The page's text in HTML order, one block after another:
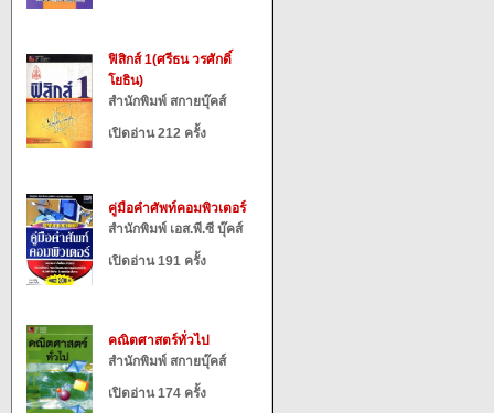
ฟิสิกส์ 1(ศรีธน วรศักดิ์
โยธิน)
สำนักพิมพ์ สกายบุ๊คส์
เปิดอ่าน 212 ครั้ง
คู่มือคำศัพท์คอมพิวเตอร์
สำนักพิมพ์ เอส.พี.ซี บุ๊คส์
เปิดอ่าน 191 ครั้ง
คณิตศาสตร์ทั่วไป
สำนักพิมพ์ สกายบุ๊คส์
เปิดอ่าน 174 ครั้ง